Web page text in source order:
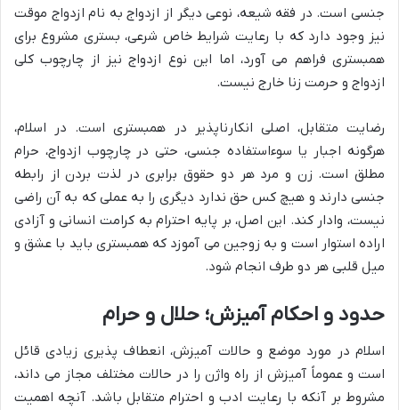
جنسی است. در فقه شیعه، نوعی دیگر از ازدواج به نام ازدواج موقت
نیز وجود دارد که با رعایت شرایط خاص شرعی، بستری مشروع برای
همبستری فراهم می آورد، اما این نوع ازدواج نیز از چارچوب کلی
ازدواج و حرمت زنا خارج نیست.
رضایت متقابل، اصلی انکارناپذیر در همبستری است. در اسلام،
هرگونه اجبار یا سوءاستفاده جنسی، حتی در چارچوب ازدواج، حرام
مطلق است. زن و مرد هر دو حقوق برابری در لذت بردن از رابطه
جنسی دارند و هیچ کس حق ندارد دیگری را به عملی که به آن راضی
نیست، وادار کند. این اصل، بر پایه احترام به کرامت انسانی و آزادی
اراده استوار است و به زوجین می آموزد که همبستری باید با عشق و
میل قلبی هر دو طرف انجام شود.
حدود و احکام آمیزش؛ حلال و حرام
اسلام در مورد موضع و حالات آمیزش، انعطاف پذیری زیادی قائل
است و عموماً آمیزش از راه واژن را در حالات مختلف مجاز می داند،
مشروط بر آنکه با رعایت ادب و احترام متقابل باشد. آنچه اهمیت